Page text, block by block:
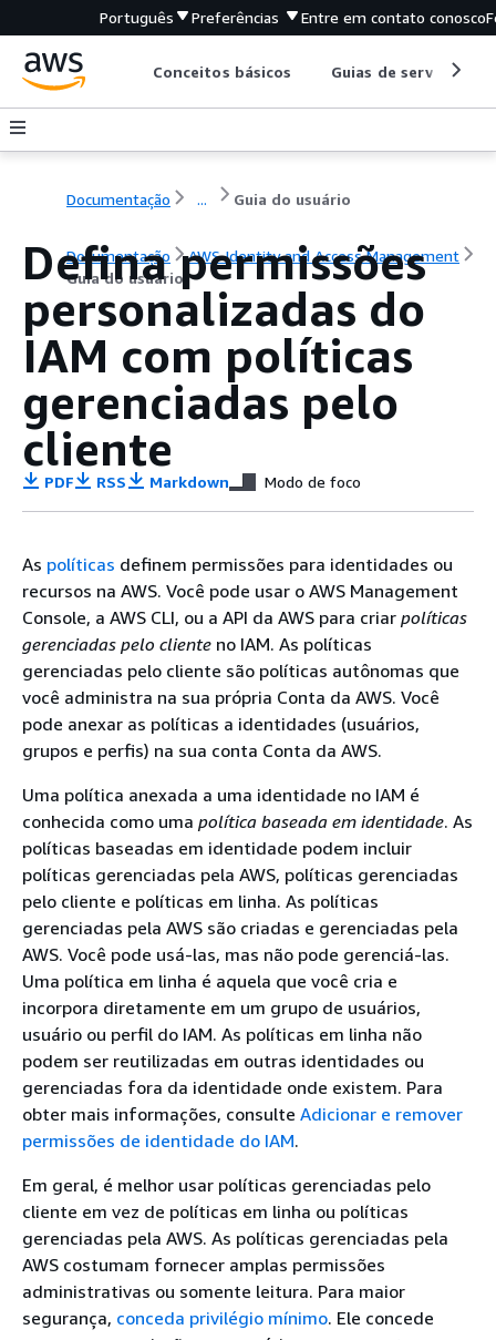
Português Preferências Entre em contato conosco
Conceitos básicos Guias de serviço
Documentação ... Guia do usuário
Documentação
AWS Identity and Access Management
Guia do usuário
Defina permissões
personalizadas do
IAM com políticas
gerenciadas pelo
cliente
PDF RSS Markdown Modo de foco
As políticas definem permissões para identidades ou
recursos na AWS. Você pode usar o AWS Management
Console, a AWS CLI, ou a API da AWS para criar políticas
gerenciadas pelo cliente no IAM. As políticas
gerenciadas pelo cliente são políticas autônomas que
você administra na sua própria Conta da AWS. Você
pode anexar as políticas a identidades (usuários,
grupos e perfis) na sua conta Conta da AWS.
Uma política anexada a uma identidade no IAM é
conhecida como uma política baseada em identidade. As
políticas baseadas em identidade podem incluir
políticas gerenciadas pela AWS, políticas gerenciadas
pelo cliente e políticas em linha. As políticas
gerenciadas pela AWS são criadas e gerenciadas pela
AWS. Você pode usá-las, mas não pode gerenciá-las.
Uma política em linha é aquela que você cria e
incorpora diretamente em um grupo de usuários,
usuário ou perfil do IAM. As políticas em linha não
podem ser reutilizadas em outras identidades ou
gerenciadas fora da identidade onde existem. Para
obter mais informações, consulte Adicionar e remover
permissões de identidade do IAM.
Em geral, é melhor usar políticas gerenciadas pelo
cliente em vez de políticas em linha ou políticas
gerenciadas pela AWS. As políticas gerenciadas pela
AWS costumam fornecer amplas permissões
administrativas ou somente leitura. Para maior
segurança, conceda privilégio mínimo. Ele concede